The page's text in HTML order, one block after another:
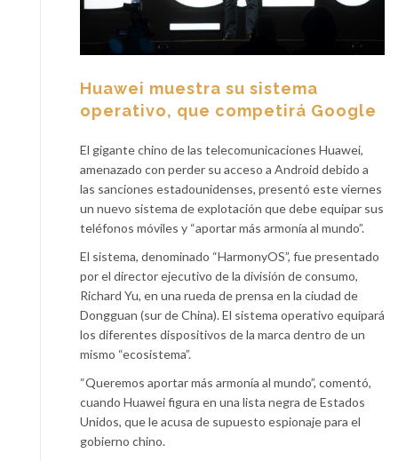
Huawei muestra su sistema
operativo, que competirá Google
El gigante chino de las telecomunicaciones Huawei,
amenazado con perder su acceso a Android debido a
las sanciones estadounidenses, presentó este viernes
un nuevo sistema de explotación que debe equipar sus
teléfonos móviles y “aportar más armonía al mundo”.
El sistema, denominado “HarmonyOS”, fue presentado
por el director ejecutivo de la división de consumo,
Richard Yu, en una rueda de prensa en la ciudad de
Dongguan (sur de China). El sistema operativo equipará
los diferentes dispositivos de la marca dentro de un
mismo “ecosistema”.
“Queremos aportar más armonía al mundo”, comentó,
cuando Huawei figura en una lista negra de Estados
Unidos, que le acusa de supuesto espionaje para el
gobierno chino.